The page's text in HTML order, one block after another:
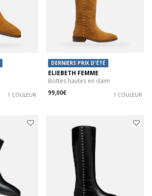
1 COULEUR
DERNIERS PRIX D'ÉTÉ
ELIEBETH FEMME
Bottes hautes en daim
99,00€
1 COULEUR